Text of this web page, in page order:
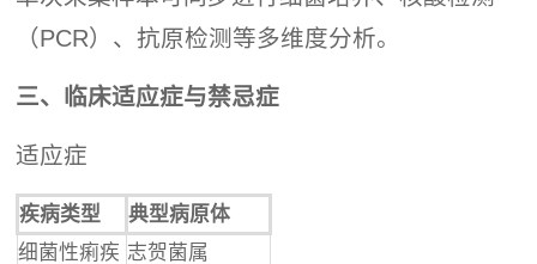
（PCR）、抗原检测等多维度分析。
三、临床适应症与禁忌症
适应症
疾病类型
典型病原体
细菌性痢疾 志贺菌属